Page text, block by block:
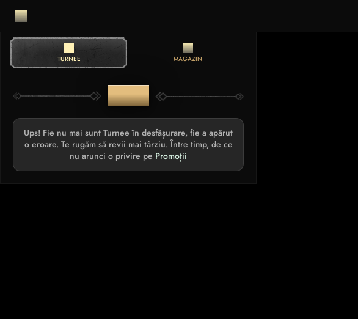
TURNEE MAGAZIN
TURNEE
Ups! Fie nu mai sunt Turnee în desfășurare, fie a apărut
o eroare. Te rugăm să revii mai târziu. Între timp, de ce
nu arunci o privire pe Promoții